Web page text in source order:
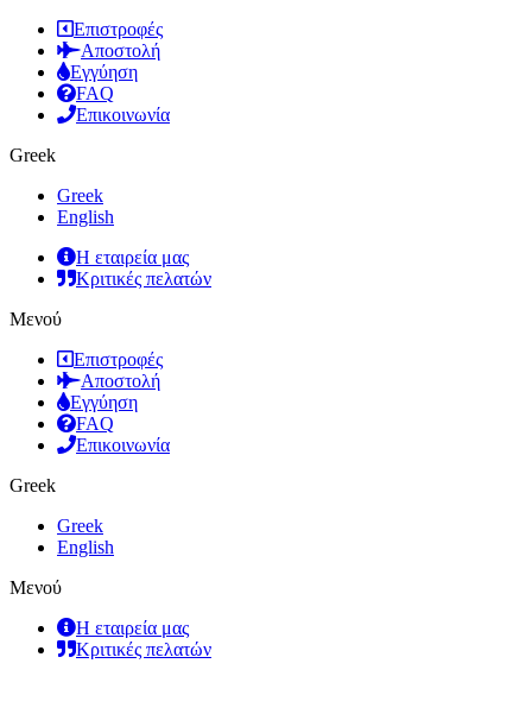
Επιστροφές
Αποστολή
Εγγύηση
FAQ
Επικοινωνία
Greek
Greek
English
Η εταιρεία μας
Κριτικές πελατών
Μενού
Επιστροφές
Αποστολή
Εγγύηση
FAQ
Επικοινωνία
Greek
Greek
English
Μενού
Η εταιρεία μας
Κριτικές πελατών